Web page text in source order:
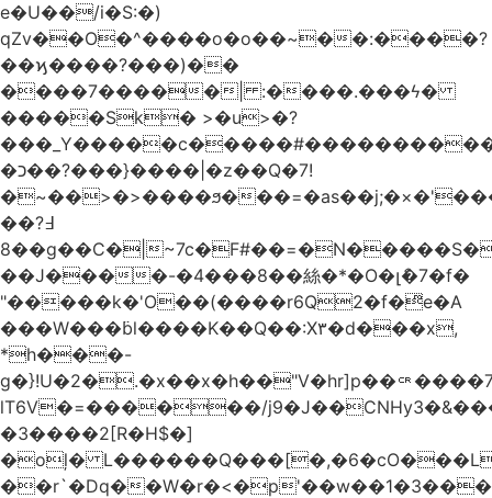
e�U��/i�S:�)
qZv��O�^����o�o��~��:����?
��ϗ����?���)��
����7�����| :����.���ϟ�
�����Sk� >�u>�?
�כ��?���}����|�z��Q�7!
�~��>�>����ϧ�
�߃?�
�8�g��C�|~7c�F#��=�N�����S��3:���>��r�P�Z�\���c�N���y�{��)~�K��.�?;`���^�7�U�~Sl��w�|
��J����-�4���8��絲�*�O�լެ�7�f�
"�����k�'O��(����r6Q2�f�ͫe�A
���W���߳bl����K��Q��:X٣�d���x,
*h���-
lT6V�=������/
�3����2[R�H$�]
�oļ�
��r`�Dq�